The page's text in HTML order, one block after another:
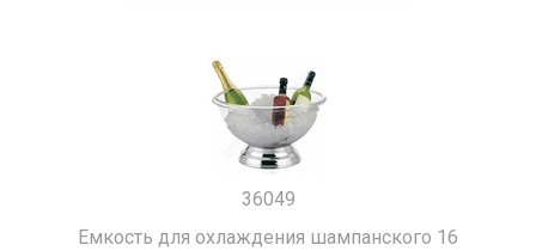
36049
Емкость для охлаждения шампанского 16